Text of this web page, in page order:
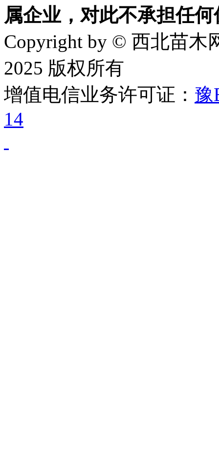
属企业，对此不承担任
Copyright by © 西北苗木
2025 版权所有
增值电信业务许可证： 豫
14